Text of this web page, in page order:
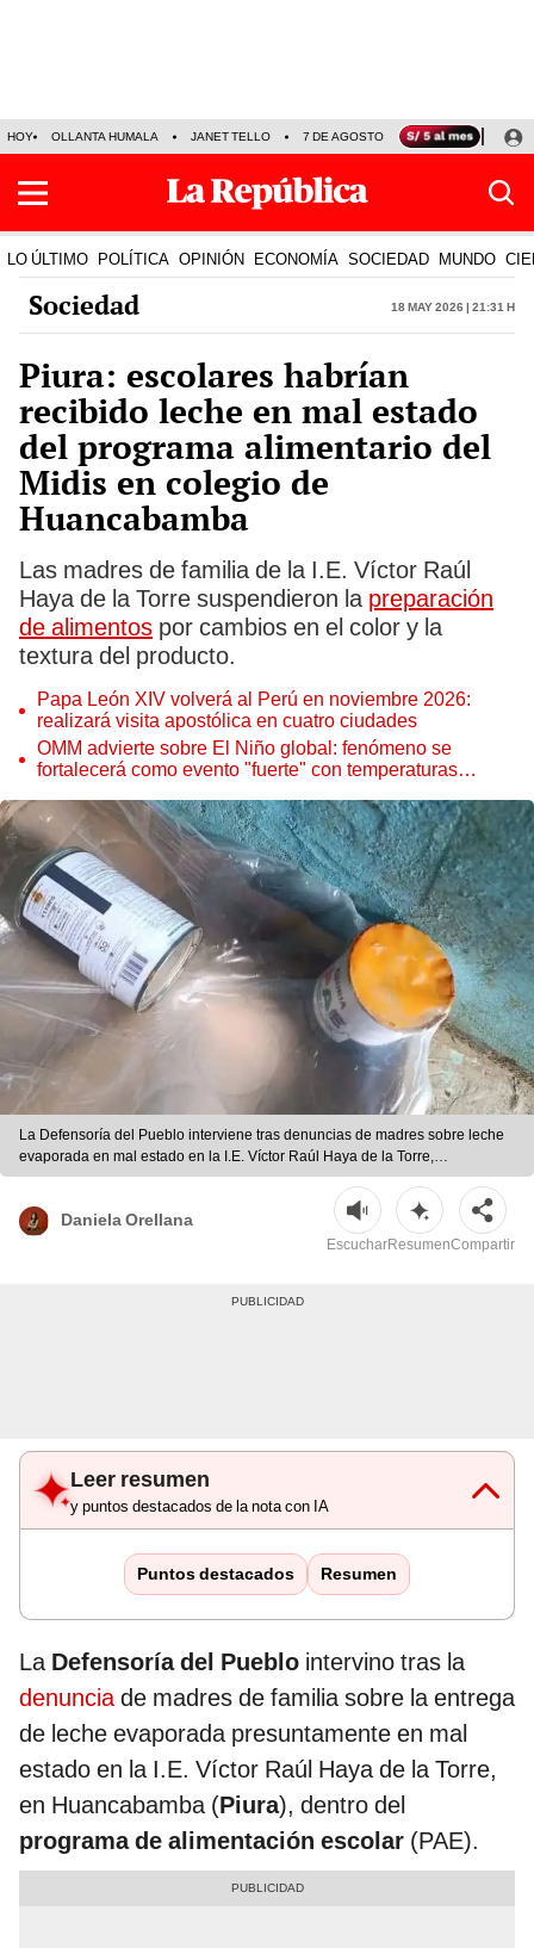
HOY OLLANTA HUMALA JANET TELLO 7 DE AGOSTO TINKA RESULTADOS
LO ÚLTIMO POLÍTICA OPINIÓN ECONOMÍA SOCIEDAD MUNDO
Sociedad 18 May 2026 | 21:31 h
Piura: escolares habrían
recibido leche en mal estado
del programa alimentario del
Midis en colegio de
Huancabamba
Las madres de familia de la I.E. Víctor Raúl
Haya de la Torre suspendieron la preparación
de alimentos por cambios en el color y la
textura del producto.
Papa León XIV volverá al Perú en noviembre 2026:
realizará visita apostólica en cuatro ciudades
OMM advierte sobre El Niño global: fenómeno se
fortalecerá como evento "fuerte" con temperaturas
La Defensoría del Pueblo interviene tras denuncias de madres sobre leche
evaporada en mal estado en la I.E. Víctor Raúl Haya de la Torre,
Huancabamba. | Difusión
Daniela Orellana
EscucharResumenCompartir
Leer resumen
y puntos destacados de la nota con IA
Puntos destacados Resumen
La Defensoría del Pueblo intervino tras la
denunciade madres de familia sobre la entrega
de leche evaporada presuntamente en mal
estado en la I.E. Víctor Raúl Haya de la Torre,
en Huancabamba (Piura), dentro del
programa de alimentación escolar (PAE).